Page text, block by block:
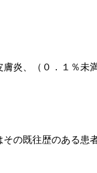
炎、（０．１％未
既往歴のある患